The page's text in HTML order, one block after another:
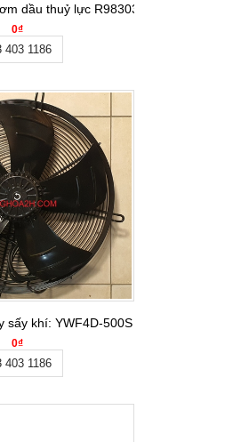
dầu thuỷ lực R983032276
0₫
403 1186
sấy khí: YWF4D-500S 3 pha, 380VAC
0₫
403 1186